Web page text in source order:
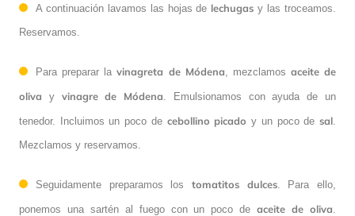
A continuación lavamos las hojas de lechugas y las troceamos.
Reservamos.
Para preparar lavinagreta de Módena , mezclamos aceite de
oliva y vinagre de Módena . Emulsionamos con ayuda de un
tenedor. Incluimos un poco de cebollino picado y un poco desal
Mezclamos y reservamos.
Seguidamente preparamos los tomatitos dulces. Para ello,
ponemos una sartén al fuego con un poco deaceite de oliva